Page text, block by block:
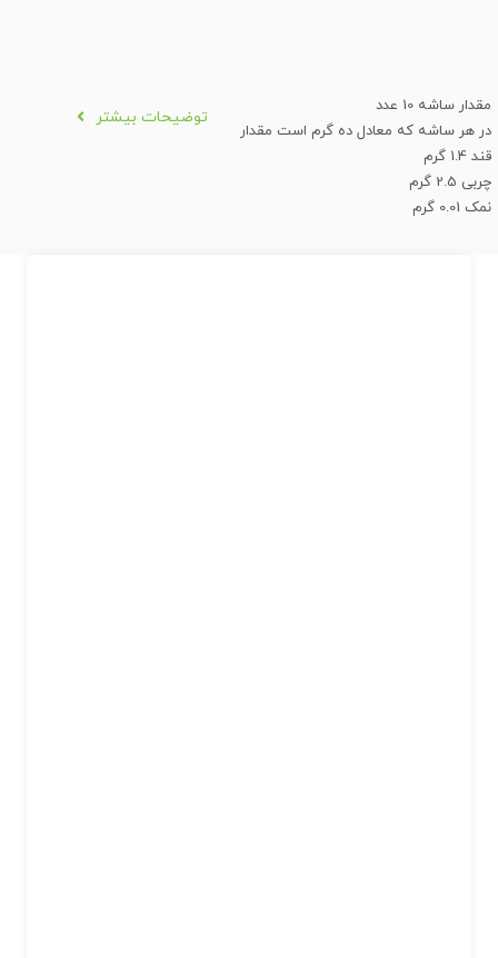
مقدار ساشه 10 عدد
در هر ساشه که معادل ده گرم است مقدار
قند 1.4 گرم
چربی 2.5 گرم
نمک 0.01 گرم
توضیحات بیشتر